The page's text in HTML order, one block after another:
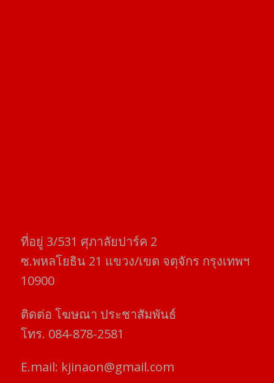
ที่อยู่​ 3/531​ ศุภาลัยปาร์ค​ 2
ซ.พหลโยธิน​ 21​ แขวง/เขต​ จตุจักร​ กรุงเทพฯ
10900
ติดต่อ​ โฆษณา​ ประชาสัมพันธ์
โทร​. 084-878-2581
E.mail: kjinaon@gmail.com